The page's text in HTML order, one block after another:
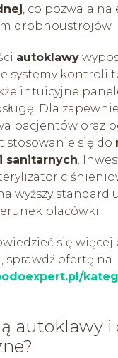
, co pozwala
drobnoustrojów.
autoklawy
systemy kontroli
intuicyjne
Dla
pacjentów oraz
stosowanie się do
sanitarnych.
wyższy standard
placówki.
się
sprawdź ofertę na
autoklawy i